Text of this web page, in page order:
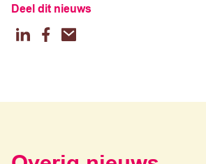
Deel dit nieuws
LinkedInFacebook
Email